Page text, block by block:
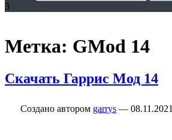
3
Метка: GMod 14
Скачать Гаррис Мод 14
Создано автором garrys — 08.11.2021